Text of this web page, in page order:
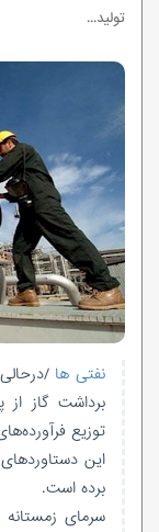
تولید...
نفتی ها/
برداشت گاز از
توزیع
این
برده است.
سرمای زمستانه